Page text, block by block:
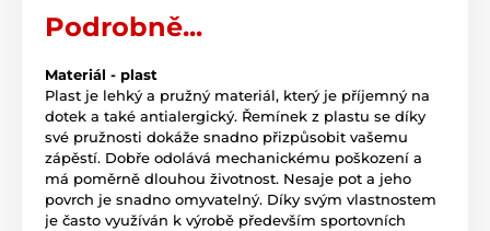
Podrobně...
Materiál - plast
Plast je lehký a pružný materiál, který je příjemný na
dotek a také antialergický. Řemínek z plastu se díky
své pružnosti dokáže snadno přizpůsobit vašemu
zápěstí. Dobře odolává mechanickému poškození a
má poměrně dlouhou životnost. Nesaje pot a jeho
povrch je snadno omyvatelný. Díky svým vlastnostem
je často využíván k výrobě především sportovních